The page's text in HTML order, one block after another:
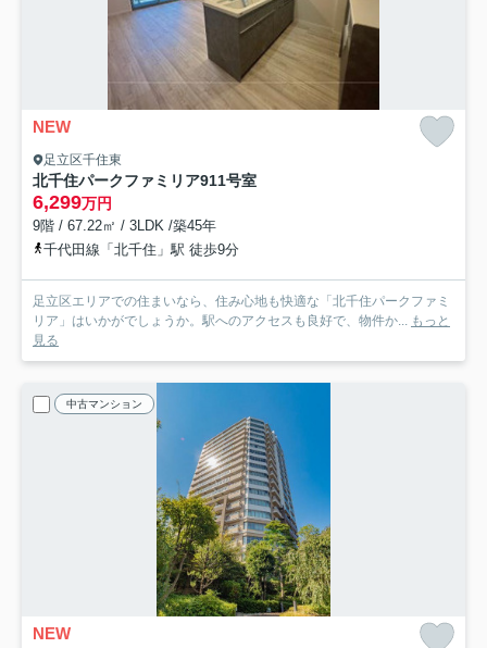
NEW
足立区千住東
北千住パークファミリア911号室
6,299万円
9階 / 67.22㎡ / 3LDK /築45年
千代田線「北千住」駅 徒歩9分
足立区エリアでの住まいなら、住み心地も快適な「北千住パークファミ
リア」はいかがでしょうか。駅へのアクセスも良好で、物件か... もっと
見る
中古マンション
NEW